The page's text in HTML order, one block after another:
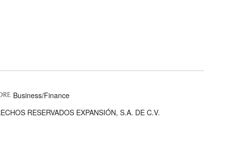
Business/Finance
RESERVADOS EXPANSIÓN, S.A. DE C.V.